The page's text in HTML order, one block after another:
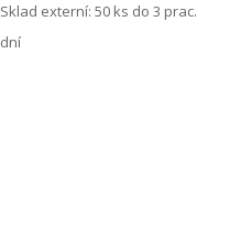
Sklad externí: 50 ks do 3 prac.
dní